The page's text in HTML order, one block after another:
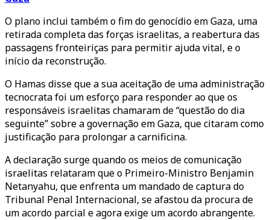
O plano inclui também o fim do genocídio em Gaza, uma
retirada completa das forças israelitas, a reabertura das
passagens fronteiriças para permitir ajuda vital, e o
início da reconstrução.
O Hamas disse que a sua aceitação de uma administração
tecnocrata foi um esforço para responder ao que os
responsáveis israelitas chamaram de “questão do dia
seguinte” sobre a governação em Gaza, que citaram como
justificação para prolongar a carnificina.
A declaração surge quando os meios de comunicação
israelitas relataram que o Primeiro-Ministro Benjamin
Netanyahu, que enfrenta um mandado de captura do
Tribunal Penal Internacional, se afastou da procura de
um acordo parcial e agora exige um acordo abrangente.